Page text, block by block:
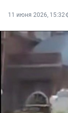
11 июня 2026, 15:32